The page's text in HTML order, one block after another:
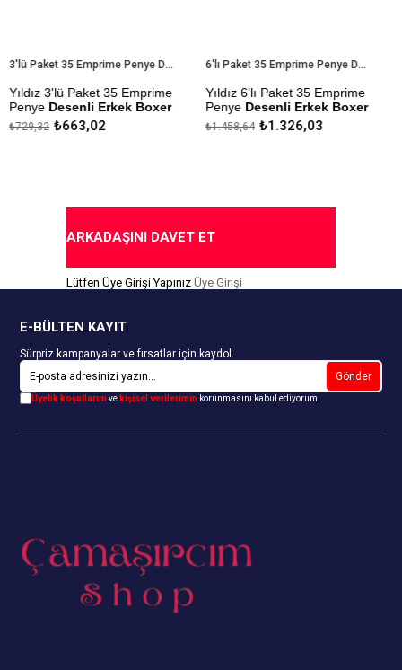
3'lü Paket 35 Emprime Penye Desenli Erkek Boxer
3'lü Paket 35 Emprime
Desenli Erkek Boxer
Kumaştan Üretilmiştir.
Ödeme Seçeneği
₺663,02
6'lı Paket 35 Emprime Penye Desenli Erkek Boxer
Yıldız 6'lı Paket 35 Emprime
PenyeDesenli Erkek Boxer
Modal Kumaştan Üretilmiştir.
Kapıda Ödeme Seçeneği
₺1.326,03
₺1.458,64
ARKADAŞINI DAVET ET
Lütfen Üye Girişi Yapınız Üye Girişi
E-BÜLTEN KAYIT
Sürpriz kampanyalar ve fırsatlar için kaydol.
Gönder
Üyelik koşullarınıve kişisel verilerimin korunmasını kabul ediyorum.